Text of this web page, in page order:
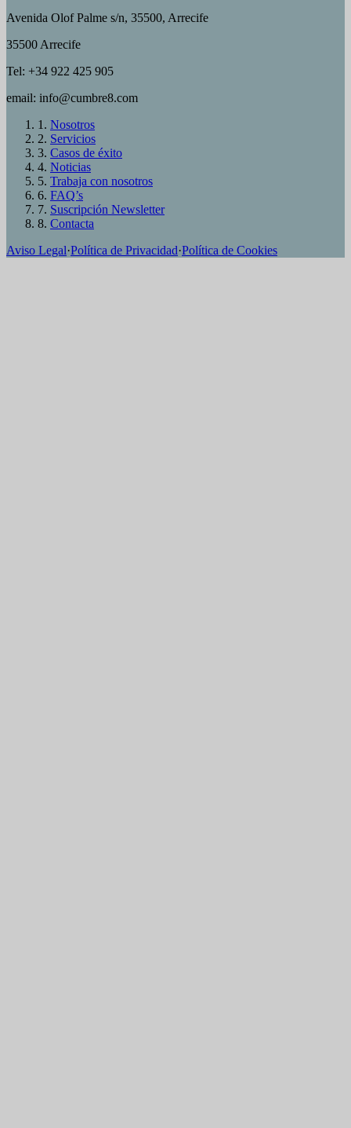
Avenida Olof Palme s/n, 35500, Arrecife
35500 Arrecife
Tel: +34 922 425 905
email: info@cumbre8.com
1. Nosotros
2. Servicios
3. Casos de éxito
4. Noticias
5. Trabaja con nosotros
6. FAQ’s
7. Suscripción Newsletter
8. Contacta
Aviso Legal·Política de Privacidad·Política de Cookies